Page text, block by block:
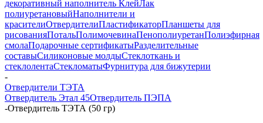
декоративный наполнитель КлейЛак
полиуретановыйНаполнители и
красителиОтвердителиПластификаторПланшеты для
рисованияПотальПолимочевинаПенополиуретанПолиэфирная
смолаПодарочные сертификатыРазделительные
составыСиликоновые молдыСтеклоткань и
стеклолентаСтекломатыФурнитура для бижутерии
-
Отвердители ТЭТА
Отвердитель Этал 45Отвердитель ПЭПА
-Отвердитель ТЭТА (50 гр)